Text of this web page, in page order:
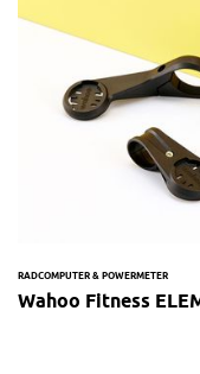
RADCOMPUTER & POWERMETER
Wahoo Fitness